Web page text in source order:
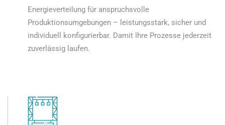
Energieverteilung für anspruchsvolle
Produktionsumgebungen – leistungsstark, sicher und
individuell konfigurierbar. Damit Ihre Prozesse jederzeit
zuverlässig laufen.